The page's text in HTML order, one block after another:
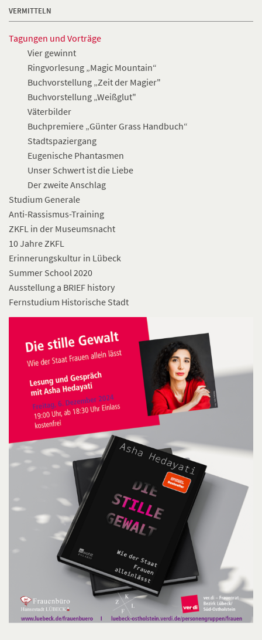
VERMITTELN
Tagungen und Vorträge
Vier gewinnt
Ringvorlesung „Magic Mountain“
Buchvorstellung „Zeit der Magier"
Buchvorstellung „Weißglut"
Väterbilder
Buchpremiere „Günter Grass Handbuch“
Stadtspaziergang
Eugenische Phantasmen
Unser Schwert ist die Liebe
Der zweite Anschlag
Studium Generale
Anti-Rassismus-Training
ZKFL in der Museumsnacht
10 Jahre ZKFL
Erinnerungskultur in Lübeck
Summer School 2020
Ausstellung a BRIEF history
Fernstudium Historische Stadt